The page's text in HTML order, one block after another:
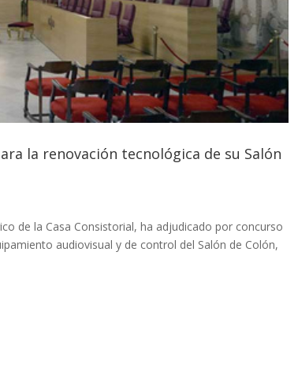
la renovación tecnológica de su Salón
de la Casa Consistorial, ha adjudicado por concurso
audiovisual y de control del Salón de Colón,